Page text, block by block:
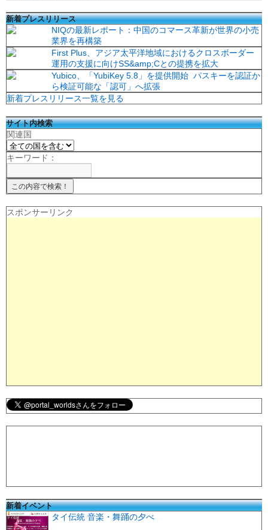
新着プレスリリース
NIQの最新レポート：中国のコマース革新が世界の小売
業界を再構築
First Plus、アジア太平洋地域におけるクロスボーダー
運用の支援に向けSS&amp;Cとの提携を拡大
Yubico、「YubiKey 5.8」を提供開始 パスキーを認証か
ら検証可能な「認可」へ拡張
新着プレスリリース一覧を見る
サイト内検索
関連国
キーワード：
スポンサーリンク
新着イベント
タイ伝統 音楽・舞踊の夕べ